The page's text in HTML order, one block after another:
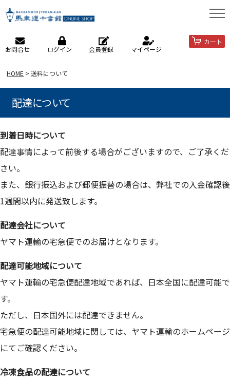
お問合せ ログイン 会員登録 マイページ
カート
HOME 送料について
配達について
到着日時について
配達事情によって前後する場合がございますので、ご了承くだ
さい。
また、銀行振込および郵便振替の場合は、弊社での入金確認後
1週間以内に発送致します。
配達会社について
ヤマト運輸の宅急便でのお届けとなります。
配達可能地域について
ヤマト運輸の宅急便配達地域であれば、日本全国に配達可能で
す。
ただし、日本国外には配達できません。
宅急便の配達可能地域に関しては、 ヤマト運輸のホームページ
にてご確認ください。
冷凍食品の配達について